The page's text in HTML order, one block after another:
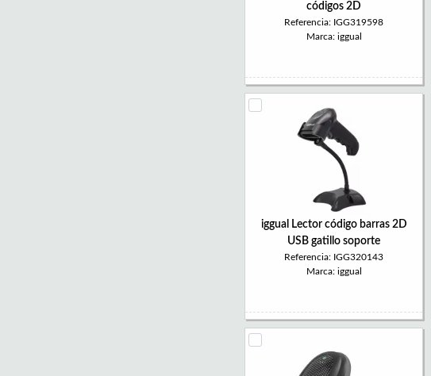
códigos 2D
Referencia: IGG319598
Marca: iggual
iggual Lector código barras 2D
USB gatillo soporte
Referencia: IGG320143
Marca: iggual